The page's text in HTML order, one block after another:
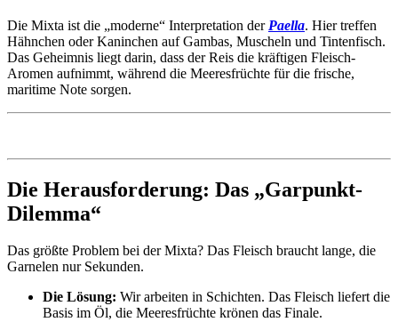
Die Mixta ist die „moderne“ Interpretation der Paella. Hier treffen
Hähnchen oder Kaninchen auf Gambas, Muscheln und Tintenfisch.
Das Geheimnis liegt darin, dass der Reis die kräftigen Fleisch-
Aromen aufnimmt, während die Meeresfrüchte für die frische,
maritime Note sorgen.
Die Herausforderung: Das „Garpunkt-
Dilemma“
Das größte Problem bei der Mixta? Das Fleisch braucht lange, die
Garnelen nur Sekunden.
Die Lösung: Wir arbeiten in Schichten. Das Fleisch liefert die
Basis im Öl, die Meeresfrüchte krönen das Finale.